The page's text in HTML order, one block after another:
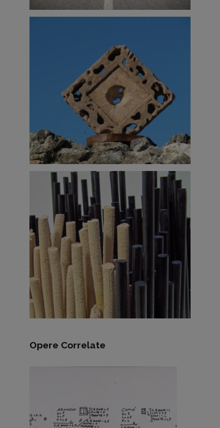
Opere Correlate